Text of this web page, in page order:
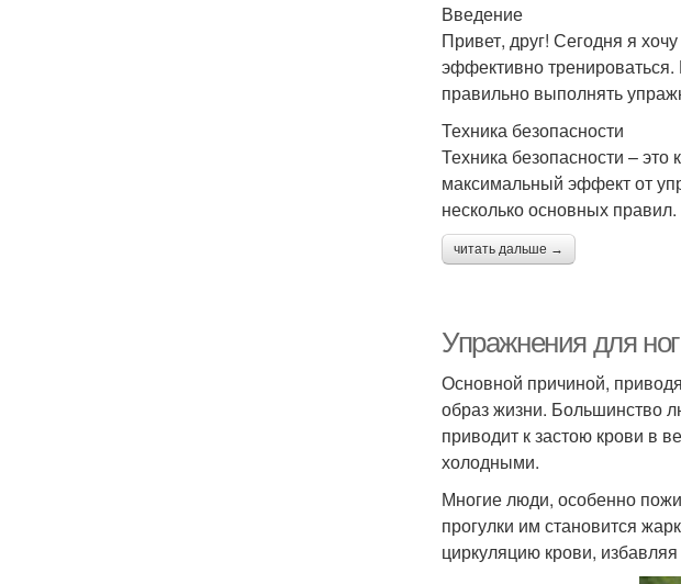
Введение
Привет, друг! Сегодня я
эффективно
правильно выполнять
Техника безопасности
Техника безопасности –
максимальный эффект от
несколько основных правил.
читать дальше →
Упражнения для
Основной причиной,
образ жизни. Большинство
приводит к застою крови в
холодными.
Многие люди, особенно
прогулки им становится
циркуляцию крови,